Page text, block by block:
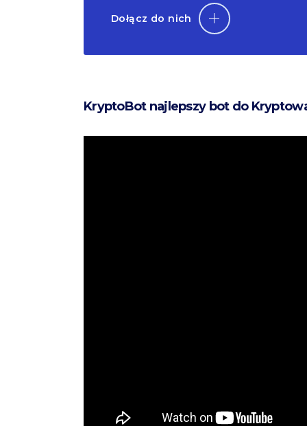
Dołącz do nich
KryptoBot najlepszy bot do